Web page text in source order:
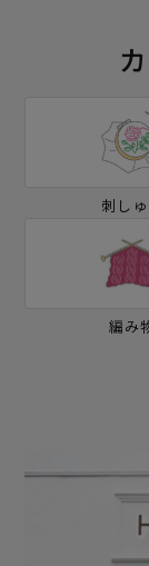
刺しゅ
編み